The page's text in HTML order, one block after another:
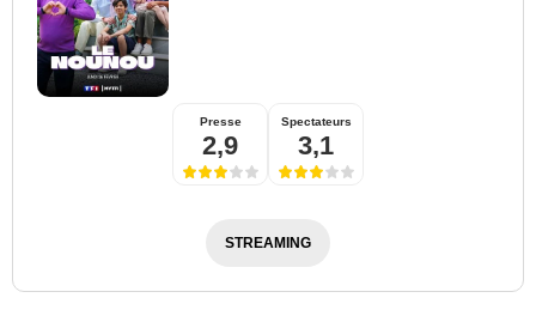
Presse
2,9
Spectateurs
3,1
STREAMING